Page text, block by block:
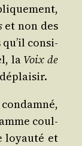
et non des
qu’il consi­
la Voix de
coul­
loyau­té et